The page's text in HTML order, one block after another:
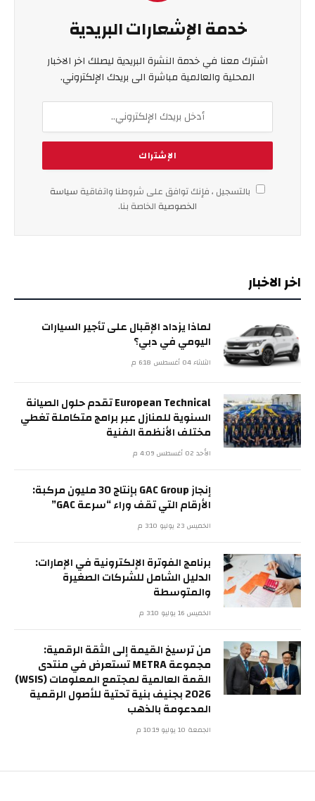
خدمة الإشعارات البريدية
اشترك معنا في خدمة النشرة البريدية ليصلك اخر الاخبار
المحلية والعالمية مباشرة الى بريدك الإلكتروني.
بالتسجيل ، فإنك توافق على شروطنا واتفاقية سياسة
الخصوصية الخاصة بنا.
اخر الاخبار
لماذا يزداد الإقبال على تأجير السيارات
اليومي في دبي؟
الثلاثاء 04 أغسطس 6:18 م
European Technical تقدم حلول الصيانة
السنوية للمنازل عبر برامج متكاملة تغطي
مختلف الأنظمة الفنية
الأحد 02 أغسطس 4:09 م
إنجاز GAC Group بإنتاج 30 مليون مركبة:
الأرقام التي تقف وراء “سرعة GAC”
الخميس 23 يوليو 3:10 م
برنامج الفوترة الإلكترونية في الإمارات:
الدليل الشامل للشركات الصغيرة
والمتوسطة
الخميس 16 يوليو 3:10 م
من ترسيخ القيمة إلى الثقة الرقمية:
مجموعة METRA تستعرض في منتدى
القمة العالمية لمجتمع المعلومات (WSIS)
2026 بجنيف بنية تحتية للأصول الرقمية
المدعومة بالذهب
الجمعة 10 يوليو 10:19 م